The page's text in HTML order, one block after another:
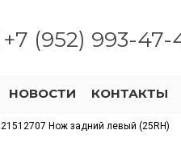
+7 (952) 993-47-
НОВОСТИ КОНТАКТЫ
21512707 Нож задний левый (25RH)